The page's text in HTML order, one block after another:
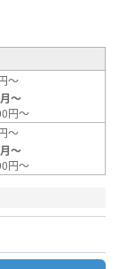
～
～
円～
～
～
円～